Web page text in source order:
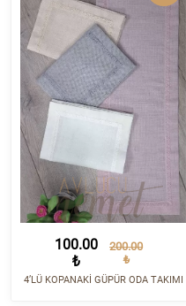
100.00
₺
200.00
₺
4’LÜ KOPANAKİ GÜPÜR ODA TAKIMI